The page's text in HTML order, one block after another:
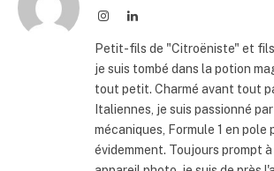
InstagramLinkedIn
Petit-fils de "Citroëniste" et fils
je suis tombé dans la potion
tout petit. Charmé avant tout
Italiennes, je suis passionné
mécaniques, Formule 1 en pole
évidemment. Toujours prompt